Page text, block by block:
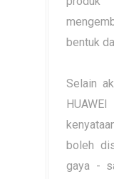
bentuk
Selain
boleh
gaya -